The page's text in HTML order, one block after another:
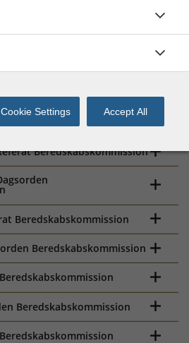
Fold alle ud
Beredskabskommission
Beredskabskommission
Beredskabskommission
Beredskabskommission
cookies
cookies
Settings Accept All